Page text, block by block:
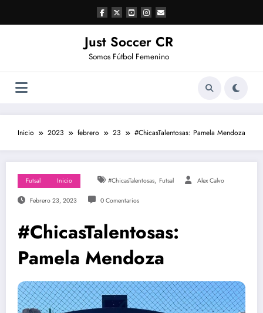
contenido
Just Soccer CR
Somos Fútbol Femenino
Inicio 2023 febrero 23 #ChicasTalentosas: Pamela Mendoza
Futsal Inicio #ChicasTalentosas, Futsal Alex Calvo
Febrero 23, 2023 0 Comentarios
#ChicasTalentosas:
Pamela Mendoza